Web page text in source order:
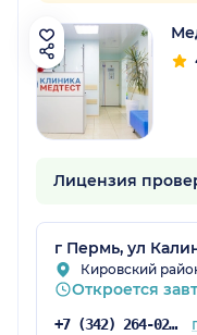
Лицензия
г Пермь, ул
Кировский
Откроется
+7 (342) 264-02-09